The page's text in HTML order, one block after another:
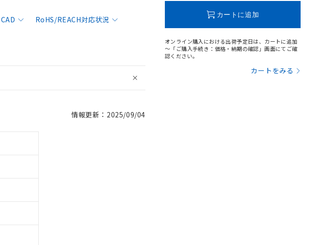
CAD
RoHS/REACH対応状況
情報更新：2025/09/04
カートに追加
オンライン購入における出荷予定日は、カートに追加
～「ご購入手続き：価格・納期の確認」画面にてご確
認ください。
カートをみる